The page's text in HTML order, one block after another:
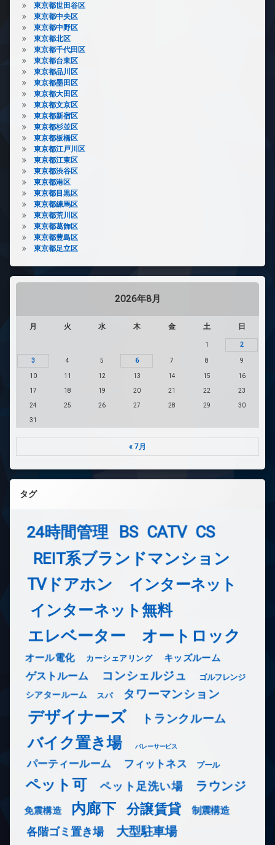
東京都世田谷区
東京都中央区
東京都中野区
東京都北区
東京都千代田区
東京都台東区
東京都品川区
東京都墨田区
東京都大田区
東京都文京区
東京都新宿区
東京都杉並区
東京都板橋区
東京都江戸川区
東京都江東区
東京都渋谷区
東京都港区
東京都目黒区
東京都練馬区
東京都荒川区
東京都葛飾区
東京都豊島区
東京都足立区
2026年8月
月 火 水 木 金 土 日
1 2
3 4 5 6 7 8 9
10 11 12 13 14 15 16
17 18 19 20 21 22 23
24 25 26 27 28 29 30
31
« 7月
タグ
24時間管理 BS CATV CS
REIT系ブランドマンション
TVドアホン インターネット
インターネット無料
エレベーター オートロック
オール電化 カーシェアリング キッズルーム
ゲストルーム コンシェルジュ ゴルフレンジ
シアタールーム スパ タワーマンション
デザイナーズ トランクルーム
バイク置き場 バレーサービス
パーティールーム フィットネス プール
ペット可 ペット足洗い場 ラウンジ
免震構造 内廊下 分譲賃貸 制震構造
各階ゴミ置き場 大型駐車場